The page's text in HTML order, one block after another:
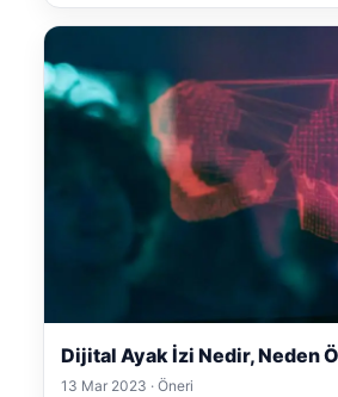
Dijital Ayak İzi Nedir, Neden
13 Mar 2023 · Öneri